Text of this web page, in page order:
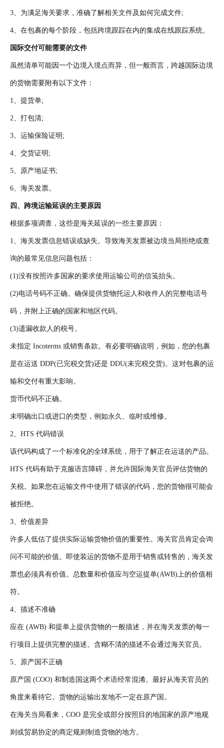
3、为满足海关要求，准确了解相关文件及如何完成文件;
4、在包裹的每个阶段，包括跨境跟踪在内的集成在线跟踪系统。
国际交付可能需要的文件
虽然清单可能因一个边境入境点而异，但一般而言，跨越国际边境
的货物需要附有以下文件：
1、提货单;
2、打包清;
3、运输保险证明;
4、交货证明;
5、原产地证书;
6、海关发票。
四、跨境运输延误的主要原因
根据多项调查，这些是海关延误的一些主要原因：
1、海关发票信息错误或缺失。导致海关发票被边境当局拒绝或查
询的最常见信息问题包括：
(1)没有按照许多国家的要求使用运输公司的信笺抬头。
(2)电话号码不正确。确保提供货物托运人和收件人的完整电话号
码，并附上正确的国家和地区代码。
(3)遗漏收款人的税号。
未指定 Incoterms 或销售条款。有必要明确说明，例如，您的包裹
是在运送 DDP(已完税交货)还是 DDU(未完税交货)。这对包裹的运
输和交付有重大影响。
货币代码不正确。
未明确出口或进口的类型，例如永久、临时或维修。
2、HTS 代码错误
该代码构成了一个标准化的全球系统，用于了解正在运送的产品。
HTS 代码有助于克服语言障碍，并允许国际海关官员评估货物的
关税。如果您在运输文件中使用了错误的代码，您的货物很可能会
被拒绝。
3、价值差异
许多人低估了提供实际运输货物价值的重要性。海关官员肯定会询
问不可能的价值。即使装运的货物不是用于销售或转售的，海关发
票也必须具有价值。总数量和价值应与空运提单(AWB)上的价值相
符。
4、描述不准确
应在 (AWB) 和提单上提供货物的一般描述，并在海关发票的每一
行项目上提供完整的描述。含糊不清的描述不会通过海关官员。
5、原产国不正确
原产国 (COO) 和制造国这两个术语经常混淆。最好从海关官员的
角度来看待它。货物的运输出发地不一定在原产国。
在海关当局看来，COO 是完全或部分按照目的地国家的原产地规
则或贸易协定的商定规则制造货物的地方。